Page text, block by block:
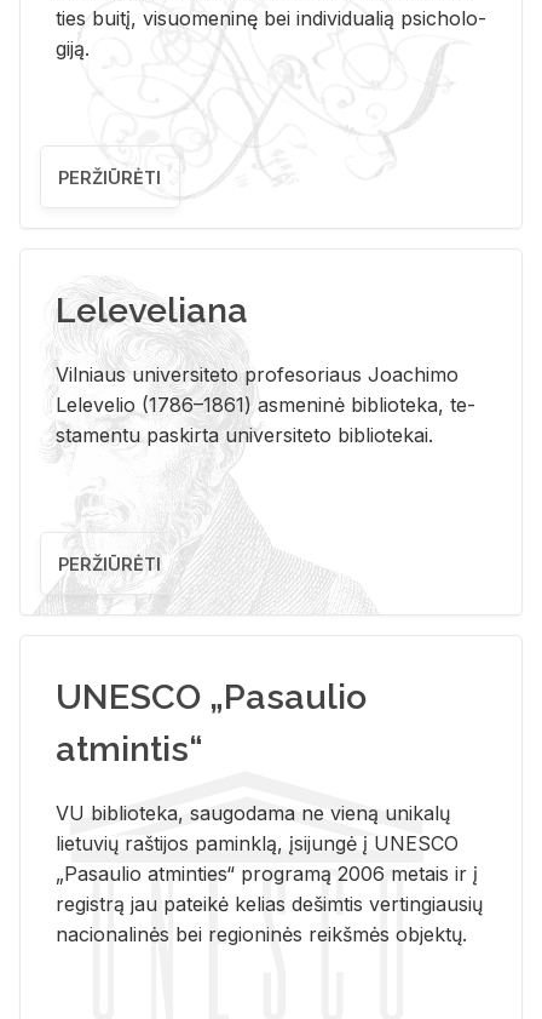
ties bui­tį, vi­suo­me­ni­nę bei in­di­vi­dua­lią psi­cho­lo­
gi­ją.
PERŽIŪRĖTI
Leleveliana
Vil­niaus uni­ver­si­te­to pro­fe­so­riaus Jo­a­chi­mo
Le­le­ve­lio (1786–1861) as­me­ni­nė bi­b­lio­te­ka, te­
sta­men­tu pa­skir­ta uni­ver­si­te­to bi­b­lio­te­kai.
PERŽIŪRĖTI
UNESCO „Pasaulio
atmintis“
VU biblioteka, saugodama ne vieną unikalų
lietuvių raštijos paminklą, įsijungė į UNESCO
„Pasaulio atminties“ programą 2006 metais ir į
registrą jau pateikė kelias dešimtis vertingiausių
nacionalinės bei regioninės reikšmės objektų.